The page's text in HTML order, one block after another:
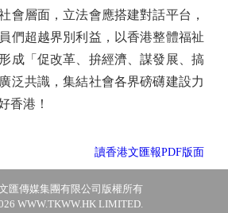
會層面，立法會應搭建對話平台，
們超越界別利益，以香港整體福祉
成「促改革、拚經濟、謀發展、搞
泛共識，集結社會各界磅礴建設力
香港！
讀香港文匯報PDF版面
匯傳媒集團有限公司版權所有
WWW.TKWW.HK LIMITED.